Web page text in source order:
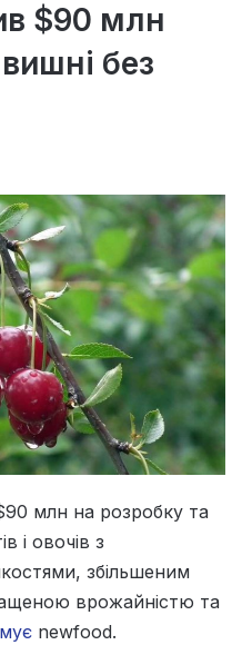
$90 млн
без
млн на розробку та
і овочів з
збільшеним
врожайністю та
newfood.